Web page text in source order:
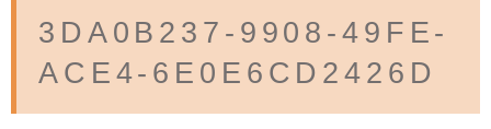
3DA0B237-9908-49FE-
ACE4-6E0E6CD2426D